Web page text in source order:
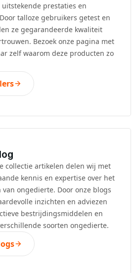
prestaties en
talloze gebruikers getest en
ze gegarandeerde kwaliteit
Bezoek onze pagina met
zelf waarom deze producten zo
collectie artikelen delen wij met
kennis en expertise over het
ongedierte. Door onze blogs
inzichten en adviezen
bestrijdingsmiddelen en
soorten ongedierte.